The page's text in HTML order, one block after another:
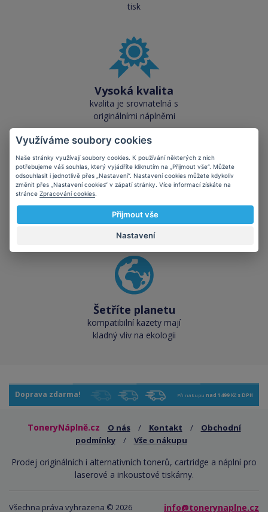
tisk
Vysoká kvalita
kvalita je srovnatelná s
originálními náplněmi
Skladem téměř vše
přes 50 000 skladových
zásob pro okamžitý odběr
Šetříte planetu
kompatibilní kazety mají
kladný vliv na ekologii
Doprava zdarma! Při nákupu nad 1499 Kč s DPH
ToneryNáplně.cz O nás / Kontakt /
Obchodní
podmínky
/ Vše o nákupu
Prodej originálních i alternativních tonerů, cartridge a náplní pro
laserové a inkoustové tiskárny.
info@tonerynaplne.cz
Všechna práva vyhrazena © 2026
Využíváme soubory cookies
Naše stránky využívají soubory cookies. K používání některých z nich
potřebujeme váš souhlas, který vyjádříte kliknutím na „Přijmout vše“. Můžete
odsouhlasit i jednotlivě přes „Nastavení“. Nastavení cookies můžete kdykoliv
změnit přes „Nastavení cookies“ v zápatí stránky. Více informací získáte na
stránce Zpracování cookies
Přijmout vše
Nastavení